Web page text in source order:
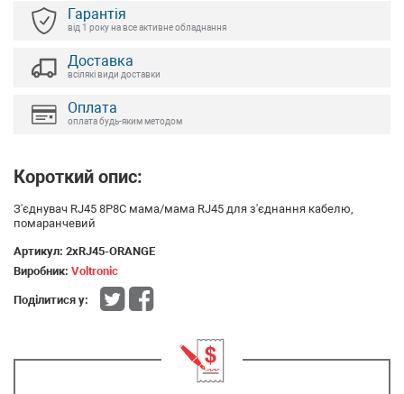
Гарантія
від 1 року на все активне обладнання
Доставка
всілякі види доставки
Оплата
оплата будь-яким методом
Короткий опис:
З'єднувач RJ45 8P8C мама/мама RJ45 для з'єднання кабелю,
помаранчевий
Артикул: 2xRJ45-ORANGE
Виробник: Voltronic
Поділитися у: